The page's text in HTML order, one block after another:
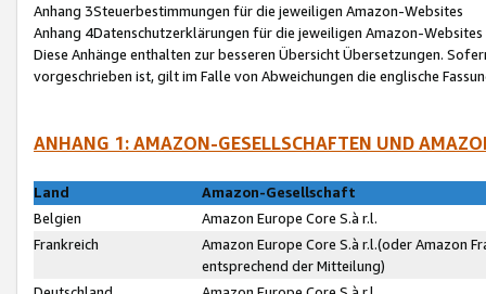
Anhang 3Steuerbestimmungen für die jeweiligen Amazon-Websites
Anhang 4Datenschutzerklärungen für die jeweiligen Amazon-Websites
Diese Anhänge enthalten zur besseren Übersicht Übersetzungen.
vorgeschrieben ist, gilt im Falle von Abweichungen die englische
ANHANG 1: AMAZON-GESELLSCHAFTEN UND
Land
Amazon-Gesellschaft
Belgien
Amazon Europe Core S.à r.l.
Frankreich
Amazon Europe Core S.à r.l.(oder Amazon
entsprechend der Mitteilung)